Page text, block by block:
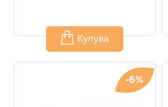
Купува
-6%